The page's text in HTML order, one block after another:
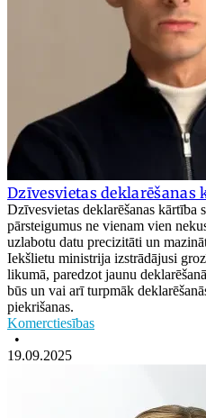
Dzīvesvietas
Dzīvesvietas deklarēšanas kārtība
pārsteigumus ne vienam vien
uzlabotu datu precizitāti un
Iekšlietu ministrija izstrādājusi
likumā, paredzot jaunu
būs un vai arī turpmāk
piekrišanas.
Komerctiesības
•
19.09.2025